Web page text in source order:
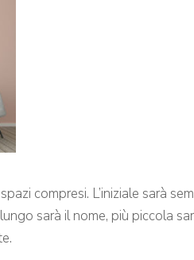
compresi. L’iniziale sarà
sarà il nome, più piccola